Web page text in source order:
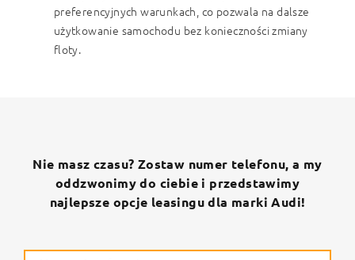
preferencyjnych warunkach, co pozwala na dalsze
użytkowanie samochodu bez konieczności zmiany
floty.
Nie masz czasu? Zostaw numer telefonu, a my
oddzwonimy do ciebie i przedstawimy
najlepsze opcje leasingu dla marki Audi!